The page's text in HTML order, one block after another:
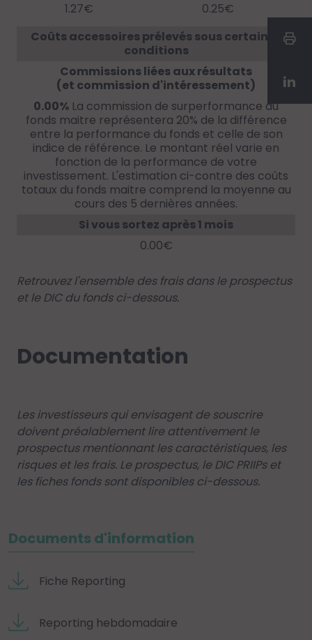
1.27€
0.25€
Coûts accessoires prélevés sous certaines
conditions
Commissions liées aux résultats
(et commission d'intéressement)
0.00% La commission de surperformance du
fonds maitre représentera 20% de la différence
entre la performance du fonds et celle de son
indice de référence. Le montant réel varie en
fonction de la performance de votre
investissement. L'estimation ci-contre des coûts
totaux du fonds maitre comprend la moyenne au
cours des 5 dernières années.
Si vous sortez après 1 mois
0.00€
Retrouvez l'ensemble des frais dans le prospectus
et le DIC du fonds ci-dessous.
Documentation
Les investisseurs qui envisagent de souscrire
doivent préalablement lire attentivement le
prospectus mentionnant les caractéristiques, les
risques et les frais. Le prospectus, le DIC PRIIPs et
les fiches fonds sont disponibles ci-dessous.
Documents d'information
Fiche Reporting
Reporting hebdomadaire